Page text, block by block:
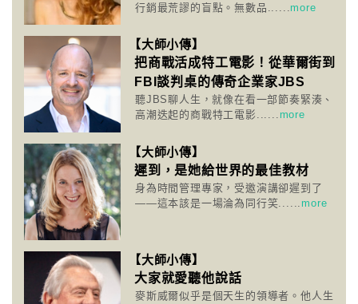
行銷最荒謬的盲點。無數品...... more
【大師小傳】
把商戰活成特工電影！從華爾街到
FBI談判桌的傳奇企業家JBS
聽JBS聊人生，就像在看一部節奏緊湊、
高潮迭起的商戰特工電影...... more
【大師小傳】
遲到，是她給世界的最佳教材
身為時間管理專家，受邀演講卻遲到了
——這本該是一場淪為同行笑...... more
【大師小傳】
大家就愛聽他說話
麥斯威爾似乎是個天生的領導者。他人生